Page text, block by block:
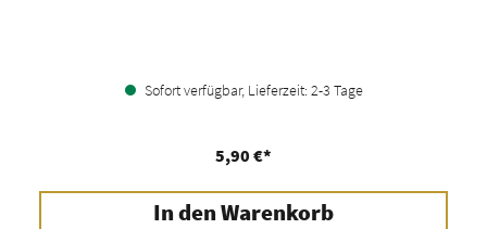
Sofort verfügbar, Lieferzeit: 2-3 Tage
5,90 €*
In den Warenkorb